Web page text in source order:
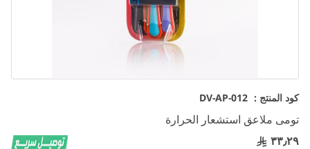
كود المنتج : DV-AP-012
تومى ملاعق استشعار الحرارة
٣٣٫٢٩
تخطي
بداية
معرض